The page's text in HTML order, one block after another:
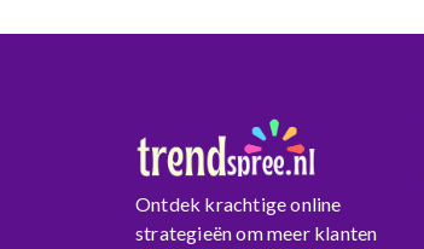
Ontdek krachtige online
strategieën om meer klanten